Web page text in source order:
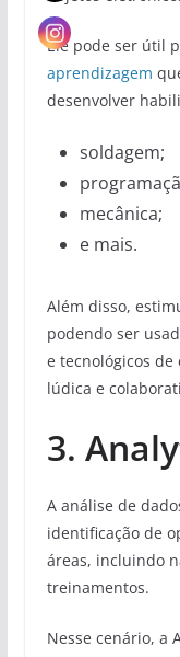
Ele pode ser útil
aprendizagem
desenvolver
soldagem;
mecânica;
e mais.
Além disso,
podendo ser
e tecnológicos
lúdica e
3.
A análise de
identificação de
áreas, incluindo
treinamentos.
Nesse cenário, a